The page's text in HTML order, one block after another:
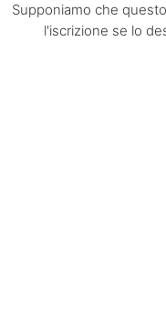
Supponiamo che
l'iscrizione se lo